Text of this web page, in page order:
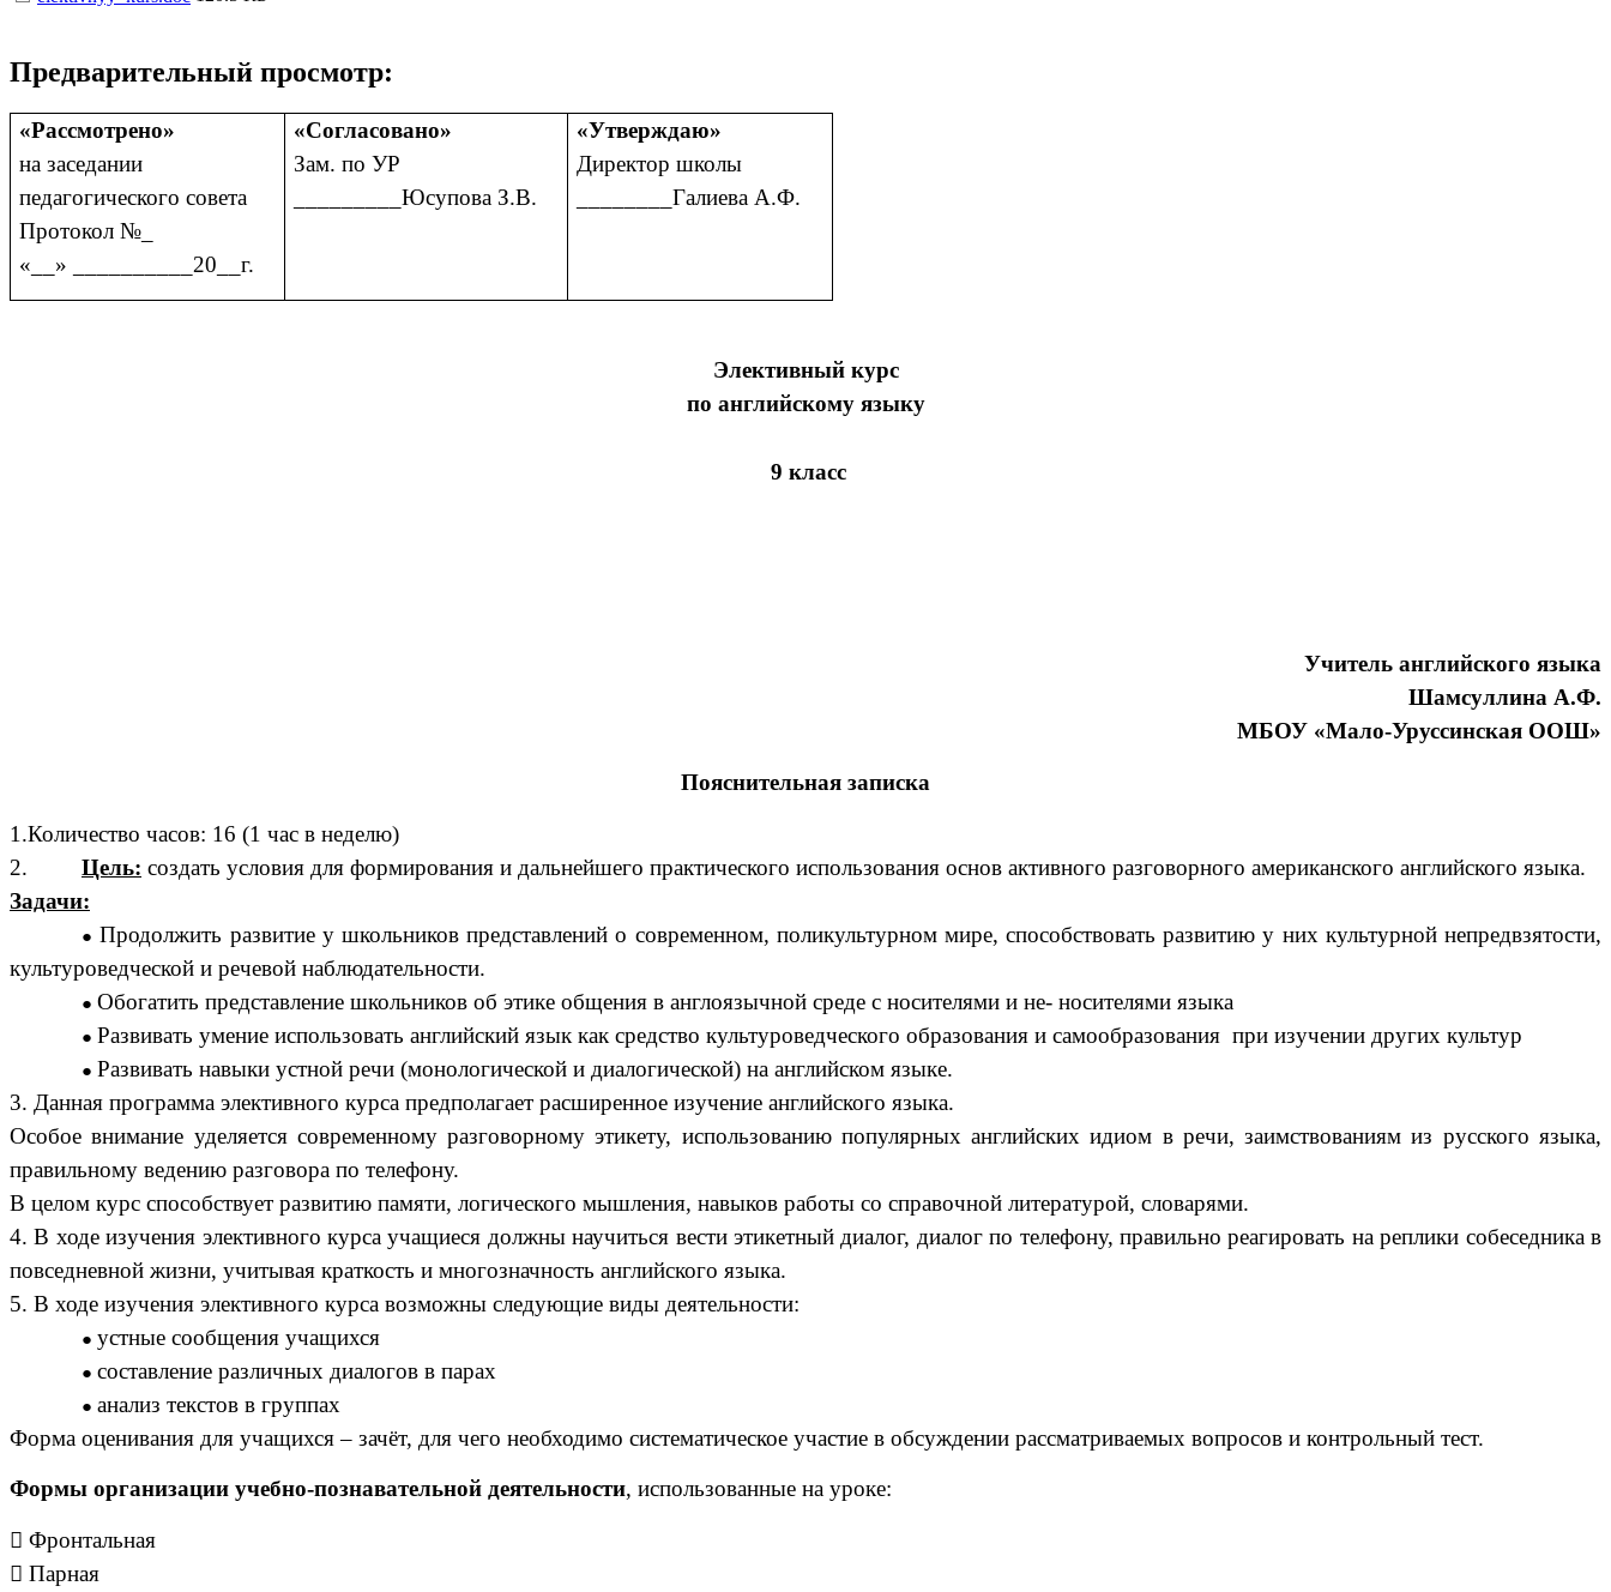
Предварительный просмотр:
«Рассмотрено»
на заседании
педагогического совета
Протокол №_
«__» __________20__г.
«Согласовано»
Зам. по УР
_________Юсупова З.В.
«Утверждаю»
Директор школы
________Галиева А.Ф.
Элективный курс
по английскому языку
9 класс
Учитель английского языка
Шамсуллина А.Ф.
МБОУ «Мало-Уруссинская ООШ»
Пояснительная записка
1.Количество часов: 16 (1 час в неделю)
2. Цель: создать условия для формирования и дальнейшего практического использования основ активного разговорного американского английского языка.
Задачи:
Продолжить развитие у школьников представлений о современном, поликультурном мире, способствовать развитию у них культурной непредвзятости,
культуроведческой и речевой наблюдательности.
Обогатить представление школьников об этике общения в англоязычной среде с носителями и не- носителями языка
Развивать умение использовать английский язык как средство культуроведческого образования и самообразования при изучении других культур
Развивать навыки устной речи (монологической и диалогической) на английском языке.
3. Данная программа элективного курса предполагает расширенное изучение английского языка.
Особое внимание уделяется современному разговорному этикету, использованию популярных английских идиом в речи, заимствованиям из русского языка,
правильному ведению разговора по телефону.
В целом курс способствует развитию памяти, логического мышления, навыков работы со справочной литературой, словарями.
4. В ходе изучения элективного курса учащиеся должны научиться вести этикетный диалог, диалог по телефону, правильно реагировать на реплики собеседника в
повседневной жизни, учитывая краткость и многозначность английского языка.
5. В ходе изучения элективного курса возможны следующие виды деятельности:
устные сообщения учащихся
составление различных диалогов в парах
анализ текстов в группах
Форма оценивания для учащихся – зачёт, для чего необходимо систематическое участие в обсуждении рассматриваемых вопросов и контрольный тест.
Формы организации учебно-познавательной деятельности, использованные на уроке:
 Фронтальная
 Парная